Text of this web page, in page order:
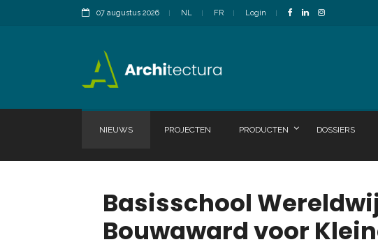
07 augustus 2026 NL FR Login
NIEUWS PROJECTEN PRODUCTEN DOSSIERS
Basisschool
Bouwaward voor